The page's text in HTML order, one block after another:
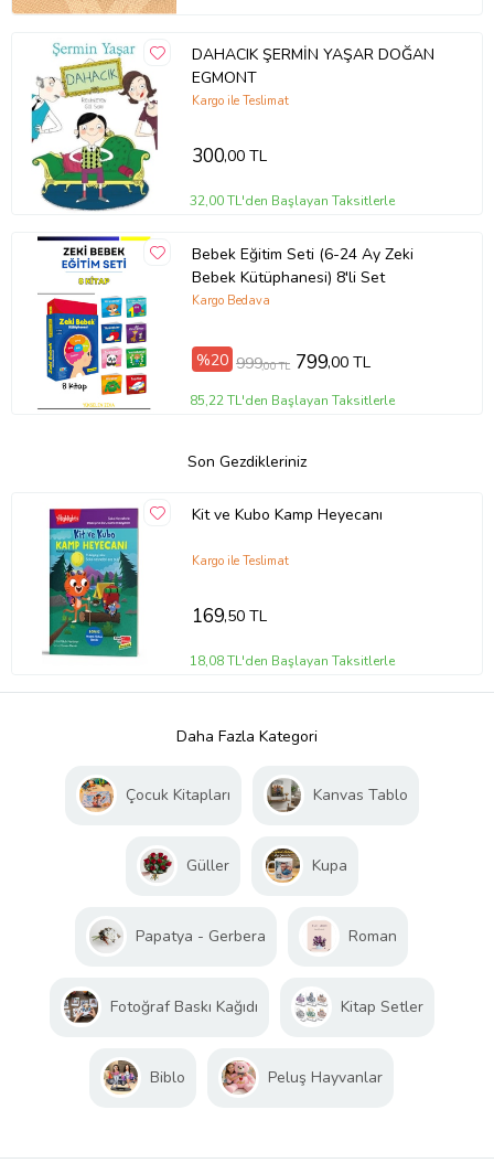
DAHACIK ŞERMİN YAŞAR DOĞAN
EGMONT
Kargo ile Teslimat
300,00 TL
32,00 TL'den Başlayan Taksitlerle
Bebek Eğitim Seti (6-24 Ay Zeki
Bebek Kütüphanesi) 8'li Set
Kargo Bedava
%20 999,00 TL 799,00 TL
85,22 TL'den Başlayan Taksitlerle
Son Gezdikleriniz
Kit ve Kubo Kamp Heyecanı
Kargo ile Teslimat
169,50 TL
18,08 TL'den Başlayan Taksitlerle
Daha Fazla Kategori
Çocuk Kitapları Kanvas Tablo
Güller Kupa
Papatya - Gerbera Roman
Fotoğraf Baskı Kağıdı Kitap Setler
Biblo Peluş Hayvanlar